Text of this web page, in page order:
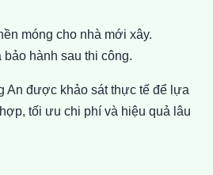
móng cho nhà mới xây.
bảo hành sau thi công.
An được khảo sát thực tế để lựa
tối ưu chi phí và hiệu quả lâu